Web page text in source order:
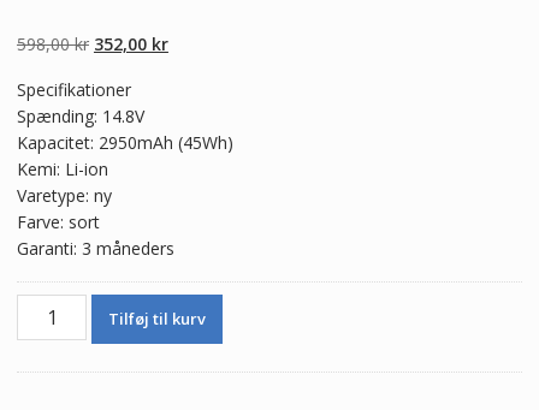
baseret på
kundebedømme
598,00kr Den
pris
var:
598,00 kr.
352,00 krDen
352,00 kr.
Specifikationer
Spænding: 14.8V
Kapacitet: 2950mAh (45Wh)
Kemi: Li-ion
Varetype: ny
Farve: sort
Garanti: 3 måneders
Ægte
Tilføj til kurv